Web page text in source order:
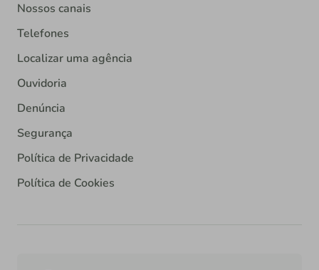
Nossos canais
Telefones
Localizar uma agência
Ouvidoria
Denúncia
Segurança
Política de Privacidade
Política de Cookies